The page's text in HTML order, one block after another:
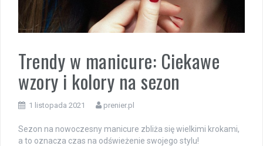
Trendy w manicure: Ciekawe
wzory i kolory na sezon
1 listopada 2021 prenier.pl
Sezon na nowoczesny manicure zbliża się wielkimi krokami,
a to oznacza czas na odświeżenie swojego stylu!